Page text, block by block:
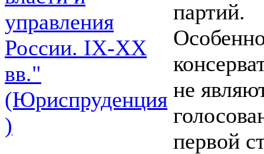
управления
России. IХ-ХХ
вв."
(Юриспруденция
)
партий.
не
первой